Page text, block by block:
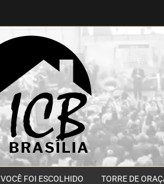
VOCÊ FOI ESCOLHIDO TORRE DE